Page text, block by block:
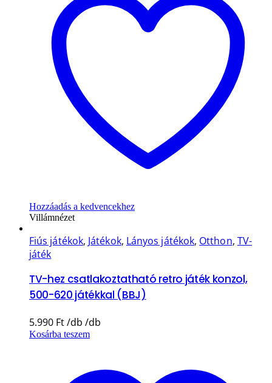
Hozzáadás a kedvencekhez
Villámnézet
Fiús játékok, Játékok, Lányos játékok, Otthon, TV-
játék
TV-hez csatlakoztatható retro játék konzol,
500-620 játékkal (BBJ)
5.990 Ft
Kosárba teszem